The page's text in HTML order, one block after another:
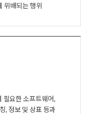
위배되는 행위
필요한 소프트웨어,
, 정보 및 상표 등과